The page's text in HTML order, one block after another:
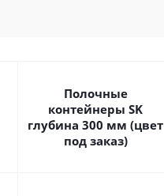
Полочные
контейнеры SK
глубина 300 мм (цвет
под заказ)